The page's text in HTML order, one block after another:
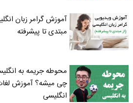
آموزش گرامر زبان
مبتدی تا پیشرفته
محوطه جریمه به
چی میشه؟ آموزش
انگلیسی